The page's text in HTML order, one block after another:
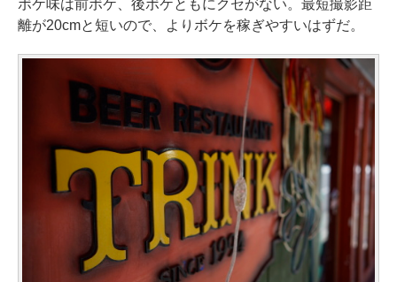
ボケ味は前ボケ、後ボケともにクセがない。最短撮影距
離が20cmと短いので、よりボケを稼ぎやすいはずだ。